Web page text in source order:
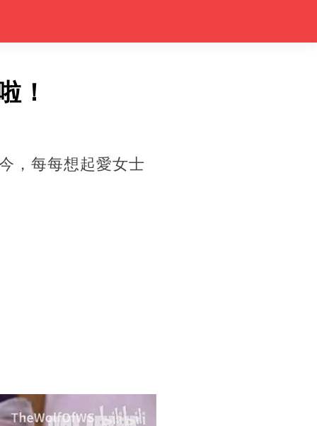
！
，每每想起愛女士